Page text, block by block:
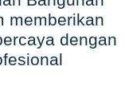
memberikan
dengan